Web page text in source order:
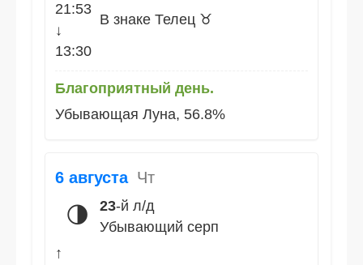
21:53
↓
13:30
В знаке Телец ♉
Благоприятный день.
Убывающая Луна, 56.8%
6 августа Чт
🌗 23-й л/д
Убывающий серп
↑